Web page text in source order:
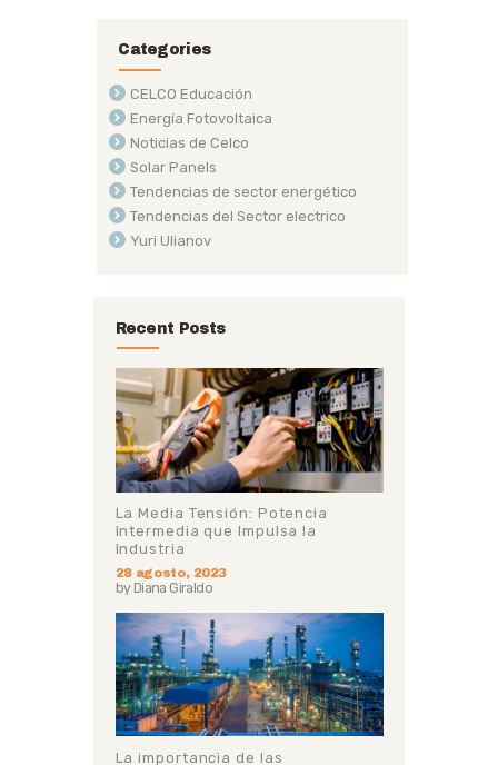
Categories
CELCO Educación
Energía Fotovoltaica
Noticias de Celco
Solar Panels
Tendencias de sector energético
Tendencias del Sector electrico
Yuri Ulianov
Recent Posts
La Media Tensión: Potencia
Intermedia que Impulsa la
Industria
28 agosto, 2023
by Diana Giraldo
La importancia de las